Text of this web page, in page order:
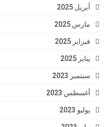
أبريل 2025
مارس 2025
فبراير 2025
يناير 2025
سبتمبر 2023
أغسطس 2023
يوليو 2023